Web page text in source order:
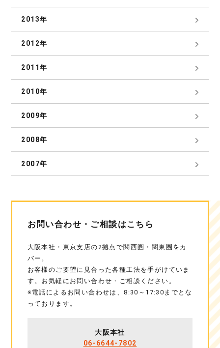
2013年
2012年
2011年
2010年
2009年
2008年
2007年
お問い合わせ・ご相談はこちら
大阪本社・東京支店の2拠点で関西圏・関東圏をカ
バー。
お客様のご要望に見合った各種工法を手がけていま
す。お気軽にお問い合わせ・ご相談ください。
※電話によるお問い合わせは、8:30～17:30までとな
っております。
大阪本社
06-6644-7802